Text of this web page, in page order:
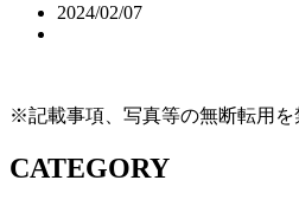
2024/02/07
※記載事項、写真等の無断転用を
CATEGORY